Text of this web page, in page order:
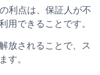
利点は、保証人が不
用できることです。
放されることで、ス
す。